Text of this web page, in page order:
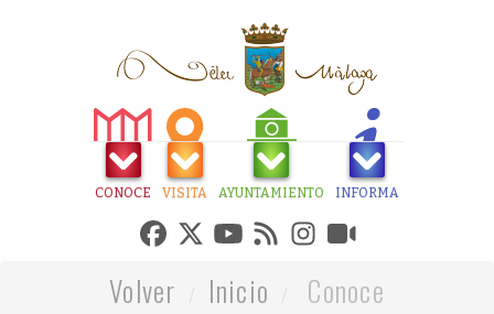
CONOCE VISITA AYUNTAMIENTO INFORMA
Volver Inicio
Conoce